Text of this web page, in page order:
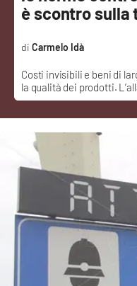
VIDEO
Cronaca
Cultura
Economia e Lavoro
è scontro sulla
Costi invisibili e beni di
la qualità dei prodotti.
Carmelo Idà